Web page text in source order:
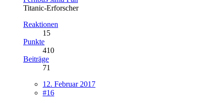
Titanic-Erforscher
Reaktionen
15
Punkte
410
Beiträge
71
12. Februar 2017
#16